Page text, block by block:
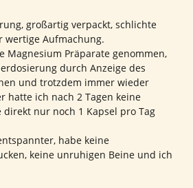
großartig verpackt, schlichte
wertige Aufmachung.
Magnesium Präparate genommen,
durch Anzeige des
und trotzdem immer wieder
hatte ich nach 2 Tagen keine
nur noch 1 Kapsel pro Tag
habe keine
keine unruhigen Beine und ich